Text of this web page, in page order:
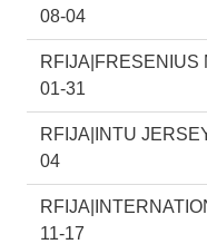
08-04
RFIJA|FRESENIUS
01-31
RFIJA|INTU
04
11-17